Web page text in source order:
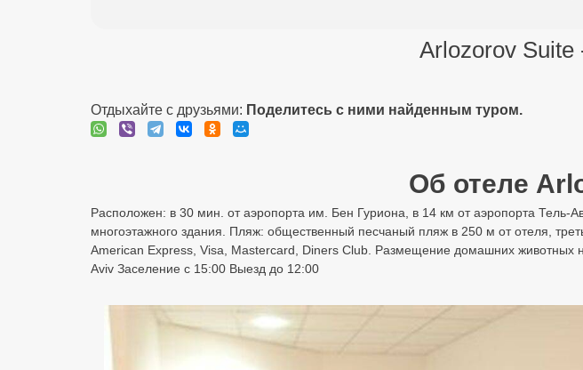
Arlozorov Suite
Отдыхайте с друзьями: Поделитесь с ними найденным туром.
Об отеле
Расположен: в 30 мин. от аэропорта им. Бен Гуриона, в 14 км от аэропорта
многоэтажного здания. Пляж: общественный песчаный пляж в 250 м от отеля,
American Express, Visa, Mastercard, Diners Club. Размещение домашних
Aviv Заселение с 15:00 Выезд до 12:00